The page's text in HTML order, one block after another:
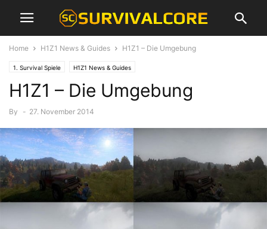
Home H1Z1 News & Guides H1Z1 – Die Umgebung
1. Survival Spiele H1Z1 News & Guides
H1Z1 – Die Umgebung
By - 27. November 2014